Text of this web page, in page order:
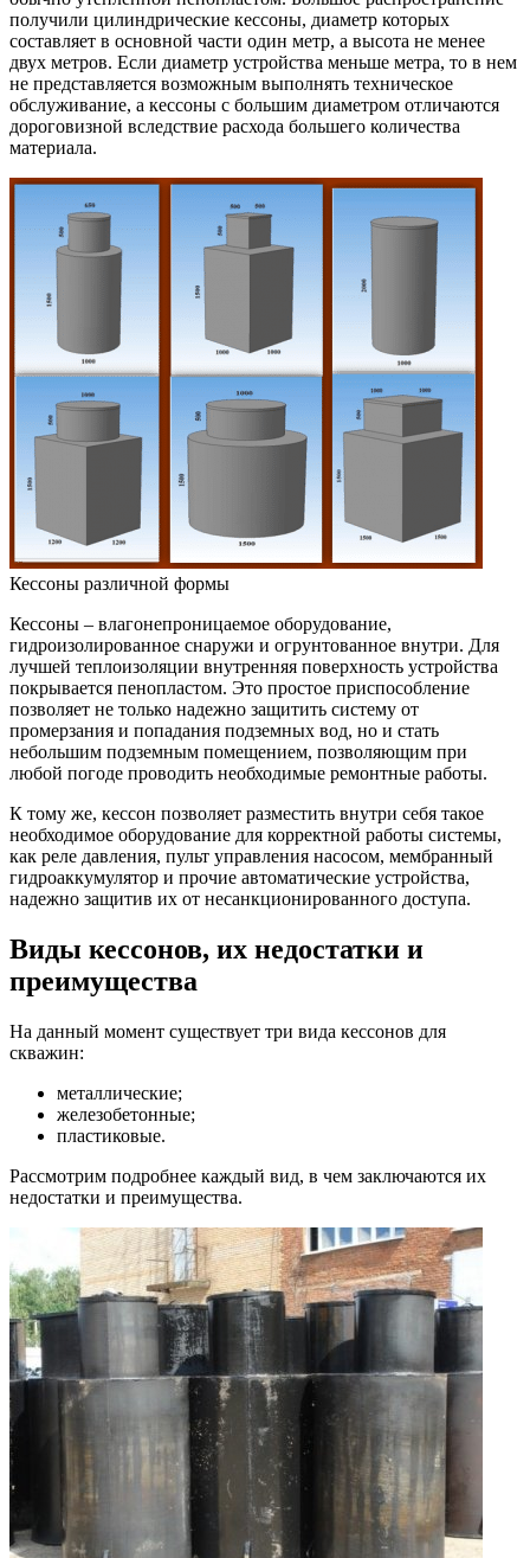
получили цилиндрические кессоны, диаметр которых
составляет в основной части один метр, а высота не менее
двух метров. Если диаметр устройства меньше метра, то в нем
не представляется возможным выполнять техническое
обслуживание, а кессоны с большим диаметром отличаются
дороговизной вследствие расхода большего количества
материала.
Кессоны различной формы
Кессоны – влагонепроницаемое оборудование,
гидроизолированное снаружи и огрунтованное внутри. Для
лучшей теплоизоляции внутренняя поверхность устройства
покрывается пенопластом. Это простое приспособление
позволяет не только надежно защитить систему от
промерзания и попадания подземных вод, но и стать
небольшим подземным помещением, позволяющим при
любой погоде проводить необходимые ремонтные работы.
К тому же, кессон позволяет разместить внутри себя такое
необходимое оборудование для корректной работы системы,
как реле давления, пульт управления насосом, мембранный
гидроаккумулятор и прочие автоматические устройства,
надежно защитив их от несанкционированного доступа.
Виды кессонов, их недостатки и
преимущества
На данный момент существует три вида кессонов для
скважин:
металлические;
железобетонные;
пластиковые.
Рассмотрим подробнее каждый вид, в чем заключаются их
недостатки и преимущества.